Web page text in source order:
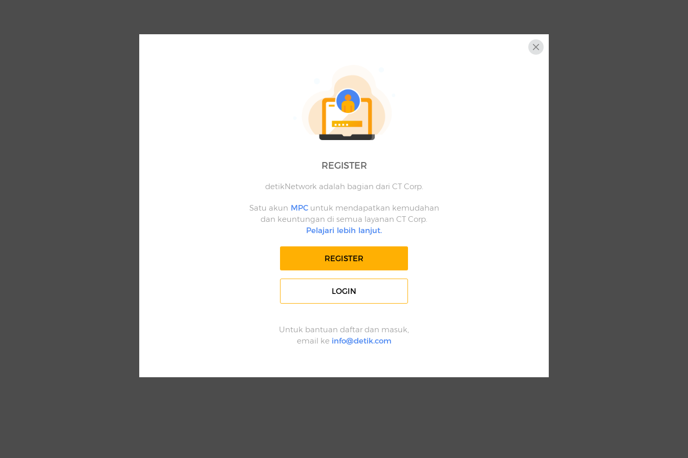
REGISTER
detikNetwork adalah bagian dari CT Corp.
Satu akun MPCuntuk mendapatkan kemudahan
dan keuntungan di semua layanan CT Corp.
Pelajari lebih lanjut.
REGISTER
LOGIN
Untuk bantuan daftar dan masuk,
email ke info@detik.com